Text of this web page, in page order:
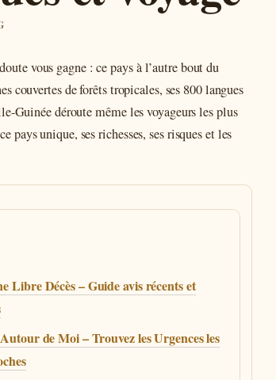
vous gagne : ce pays à l’autre bout du
couvertes de forêts tropicales, ses 800 langues
Guinée déroute même les voyageurs les plus
pays unique, ses richesses, ses risques et les
Libre Décès – Guide avis récents et
de Moi – Trouvez les Urgences les